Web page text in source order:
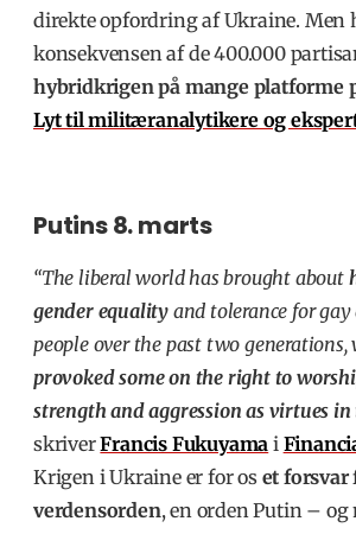
direkte opfordring af Ukraine. Men
konsekvensen af de 400.000
hybridkrigen på mange platforme
Lyt til militæranalytikere og
Putins 8. marts
“The liberal world has brought about
gender equality and tolerance for
people over the past two generations,
provoked some on the right to
strength and aggression as virtues in
skriverFrancis Fukuyama i
Krigen i Ukraine er for os et forsvar
verdensorden, en orden Putin – og